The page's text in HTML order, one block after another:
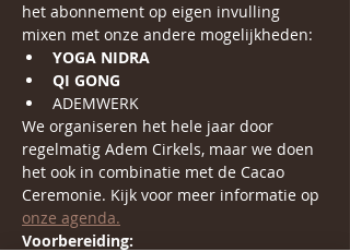
het abonnement op eigen invulling
mixen met onze andere mogelijkheden:
YOGA NIDRA
QI GONG
ADEMWERK
We organiseren het hele jaar door
regelmatig Adem Cirkels, maar we doen
het ook in combinatie met de Cacao
Ceremonie. Kijk voor meer informatie op
onze agenda.
Voorbereiding: